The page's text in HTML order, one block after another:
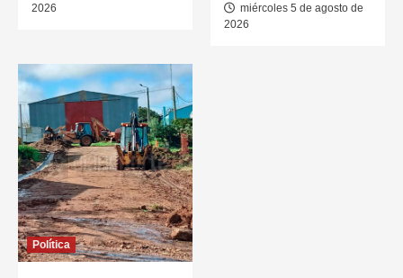
2026
miércoles 5 de agosto de
2026
Política